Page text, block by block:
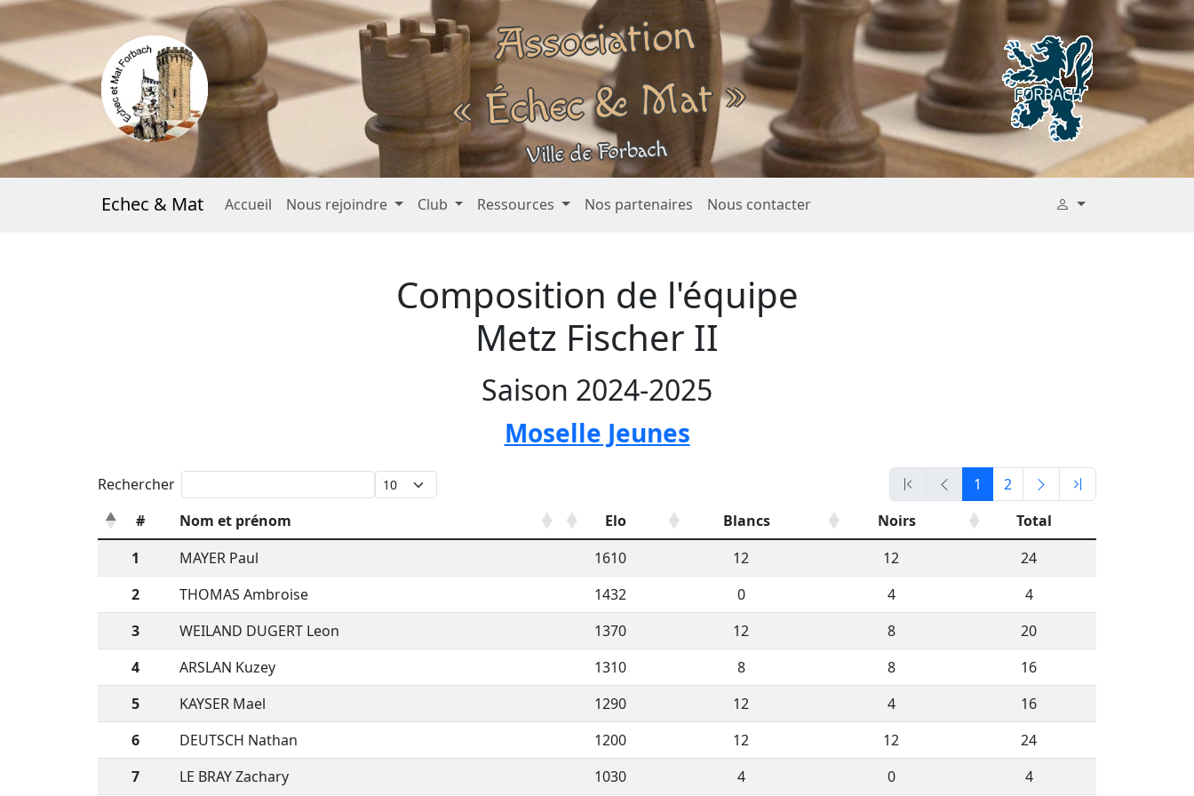
Association
« Échec &
Mat »
Ville de Forbach
Echec & Mat Accueil Nous rejoindre Club Ressources Nos partenaires Nous contacter
Composition de l'équipe
Metz Fischer II
Saison 2024-2025
Moselle Jeunes
Rechercher 1
2
#
Nom et prénom Elo Blancs Noirs
Total
1
MAYER Paul 1610 12 12
24
2
THOMAS Ambroise 1432 0 4
4
3
WEILAND DUGERT Leon 1370 12 8
20
4
ARSLAN Kuzey 1310 8 8
16
5
KAYSER Mael 1290 12 4
16
6
DEUTSCH Nathan 1200 12 12
24
7
LE BRAY Zachary 1030 4 0 4